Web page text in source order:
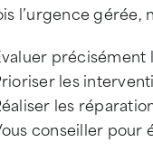
l’urgence gérée,
précisément
les
les
conseiller pour